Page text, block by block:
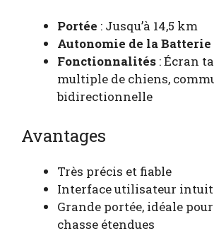
Portée : Jusqu’à 14,5 km
Autonomie de la Batterie
Fonctionnalités : Écran
multiple de chiens,
bidirectionnelle
Avantages
Très précis et fiable
Interface utilisateur
Grande portée, idéale
chasse étendues